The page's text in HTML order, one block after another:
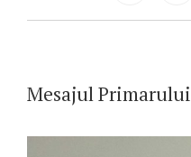
Mesajul Primarului